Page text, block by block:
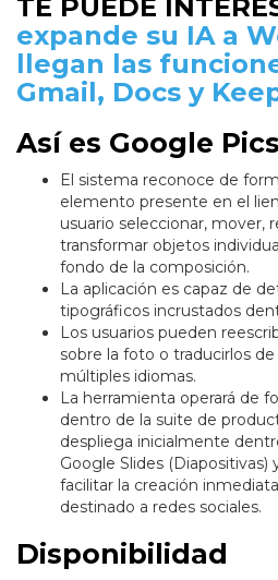
TE PUEDE
expande su IA a
llegan las
Gmail, Docs y
Así es Google Pics
El sistema reconoce de
elemento presente en el
usuario seleccionar, mover,
transformar objetos
fondo de la composición.
La aplicación es capaz de
tipográficos incrustados
Los usuarios pueden
sobre la foto o traducirlos
múltiples idiomas.
La herramienta operará de
dentro de la suite de
despliega inicialmente
Google Slides (Diapositivas)
facilitar la creación
destinado a redes sociales.
Disponibilidad